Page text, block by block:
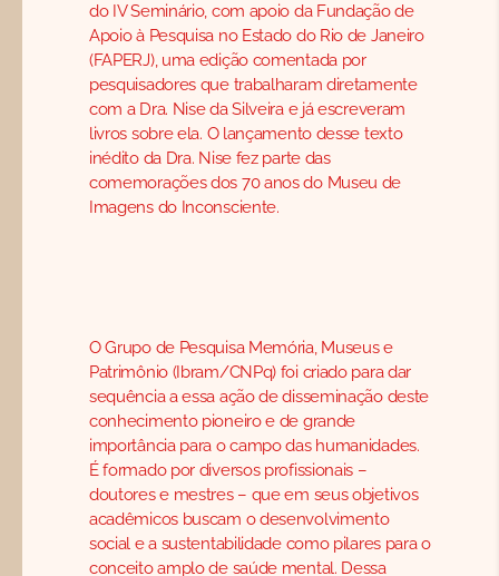
do IV Seminário, com apoio da Fundação de
Apoio à Pesquisa no Estado do Rio de Janeiro
(FAPERJ), uma edição comentada por
pesquisadores que trabalharam diretamente
com a Dra. Nise da Silveira e já escreveram
livros sobre ela. O lançamento desse texto
inédito da Dra. Nise fez parte das
comemorações dos 70 anos do Museu de
Imagens do Inconsciente.
O Grupo de Pesquisa Memória, Museus e
Patrimônio (Ibram/CNPq) foi criado para dar
sequência a essa ação de disseminação deste
conhecimento pioneiro e de grande
importância para o campo das humanidades.
É formado por diversos profissionais –
doutores e mestres – que em seus objetivos
acadêmicos buscam o desenvolvimento
social e a sustentabilidade como pilares para o
conceito amplo de saúde mental. Dessa